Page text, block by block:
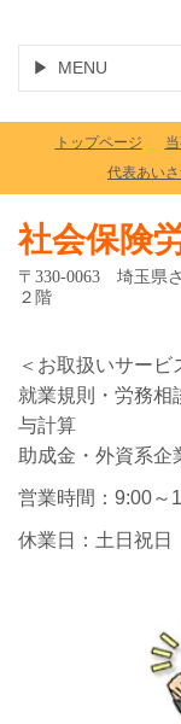
MENU
トップページ
代表あい
社会保険
〒330-0063 埼玉県
２階
＜お取扱いサービ
就業規則・労務相
与計算
助成金・外資系企
営業時間：9:00～
休業日：土日祝日